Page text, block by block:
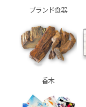
ブランド食器
香木